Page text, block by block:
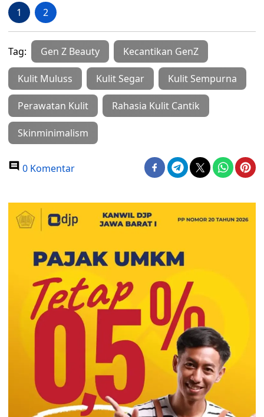
1 2
Tag: Gen Z Beauty Kecantikan GenZ
Kulit Muluss Kulit Segar Kulit Sempurna
Perawatan Kulit Rahasia Kulit Cantik
Skinminimalism
0 Komentar